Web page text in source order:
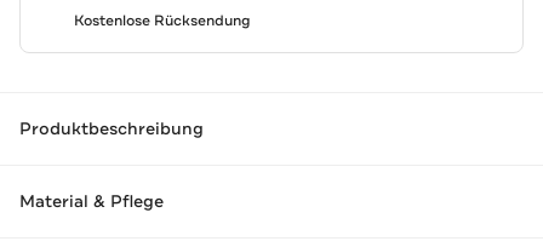
Kostenlose Rücksendung
Produktbeschreibung
Material & Pflege